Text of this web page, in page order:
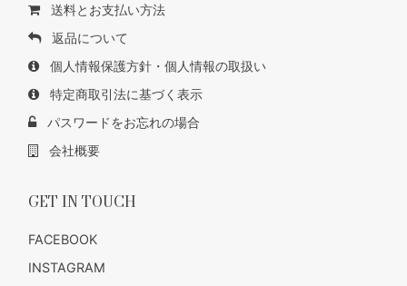
送料とお支払い方法
返品について
個人情報保護方針・個人情報の取扱い
特定商取引法に基づく表示
パスワードをお忘れの場合
会社概要
GET IN TOUCH
FACEBOOK
INSTAGRAM